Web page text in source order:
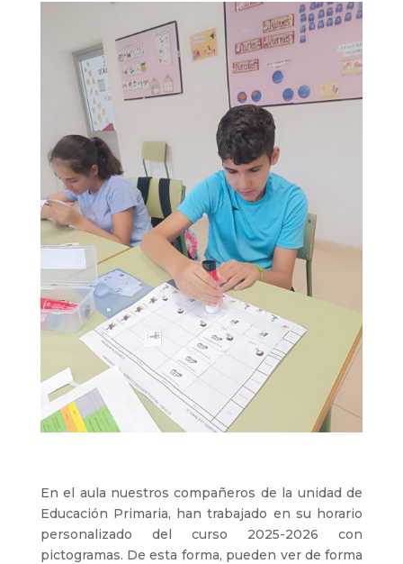
En el aula nuestros compañeros de la unidad de
Educación Primaria, han trabajado en su horario
personalizado del curso 2025-2026 con
pictogramas. De esta forma, pueden ver de forma